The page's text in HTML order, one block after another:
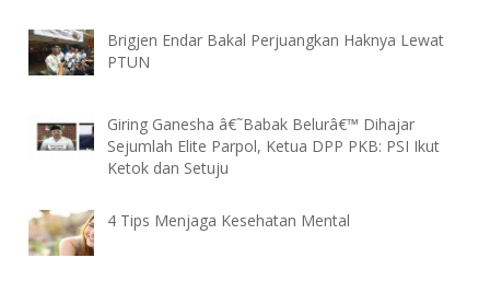
Brigjen Endar Bakal Perjuangkan Haknya Lewat
PTUN
Giring Ganesha â€˜Babak Belurâ€™ Dihajar
Sejumlah Elite Parpol, Ketua DPP PKB: PSI Ikut
Ketok dan Setuju
4 Tips Menjaga Kesehatan Mental